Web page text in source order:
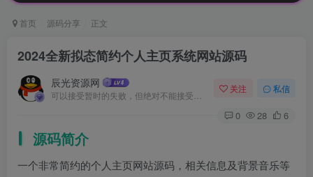
首页 源码分享 正文
2024全新拟态简约个人主页系统网站源码
辰光资源网 关注 私信
0 28 6
源码简介
一个非常简约的个人主页网站源码，相关信息及背景音乐等